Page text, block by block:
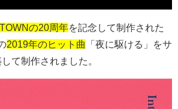
の20周年を記念して制作された
2019年のヒット曲
「夜に駆ける」をサ
て制作されました。